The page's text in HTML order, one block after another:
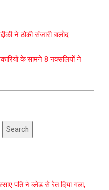
ने ठोकी संजारी बालोद
के सामने 8 नक्सलियों ने
Search
पति ने ब्लेड से रेत दिया गला,